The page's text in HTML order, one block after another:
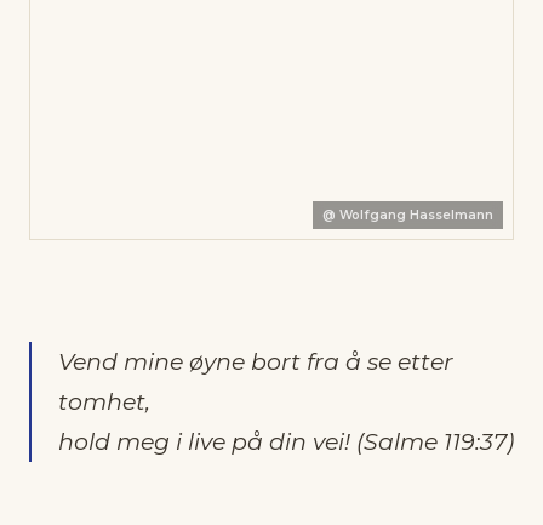
@ Wolfgang Hasselmann
Vend mine øyne bort fra å se etter
tomhet,
hold meg i live på din vei! (Salme 119:37)